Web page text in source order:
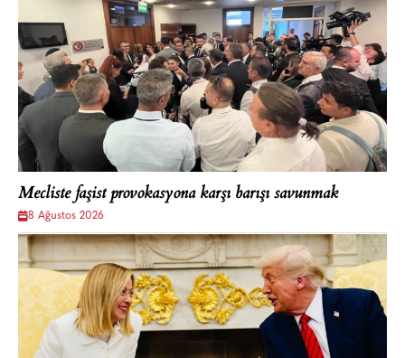
Mecliste faşist provokasyona karşı barışı savunmak
8 Ağustos 2026